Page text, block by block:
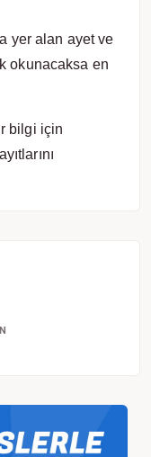
yer alan ayet ve
okunacaksa en
bilgi için